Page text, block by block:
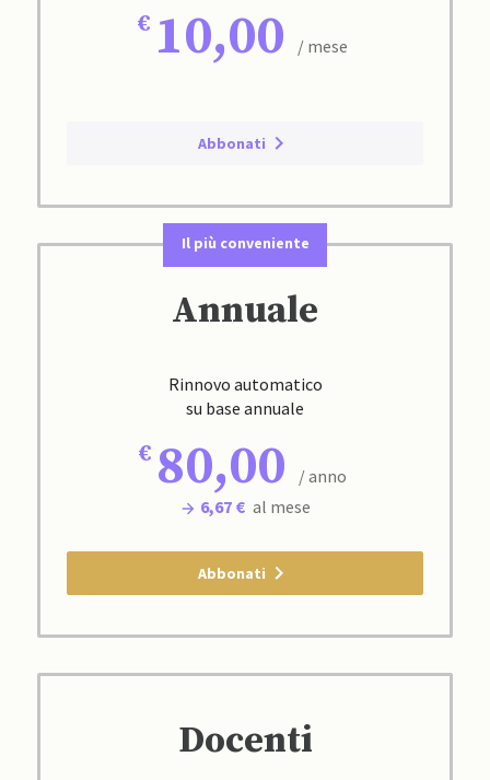
10,00 / mese
Abbonati
Il più conveniente
Annuale
Rinnovo automatico
su base annuale
80,00
/ anno
6,67 € al mese
Abbonati
Docenti